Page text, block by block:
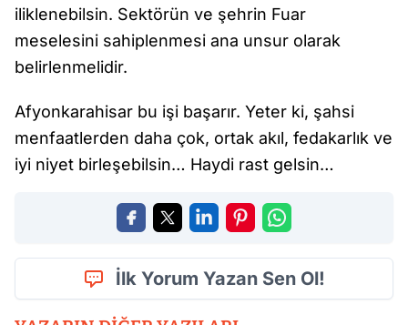
iliklenebilsin. Sektörün ve şehrin Fuar
meselesini sahiplenmesi ana unsur olarak
belirlenmelidir.
Afyonkarahisar bu işi başarır. Yeter ki, şahsi
menfaatlerden daha çok, ortak akıl, fedakarlık ve
iyi niyet birleşebilsin… Haydi rast gelsin…
İlk Yorum Yazan Sen Ol!